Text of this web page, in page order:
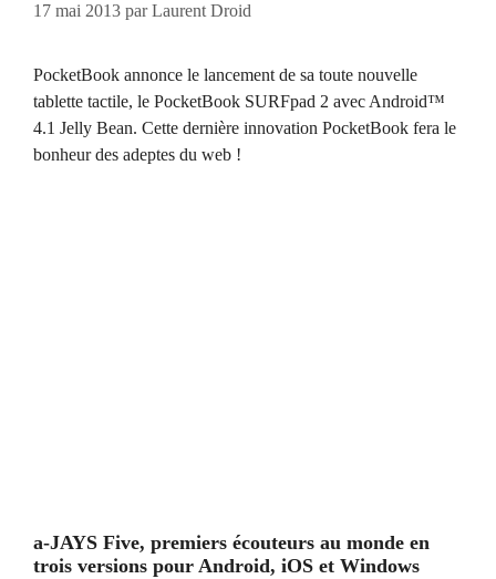
17 mai 2013 parLaurent Droid
PocketBook annonce le lancement de sa toute nouvelle
tablette tactile, le PocketBook SURFpad 2 avec Android™
4.1 Jelly Bean. Cette dernière innovation PocketBook fera le
bonheur des adeptes du web !
a-JAYS Five, premiers écouteurs au monde en
trois versions pour Android, iOS et Windows